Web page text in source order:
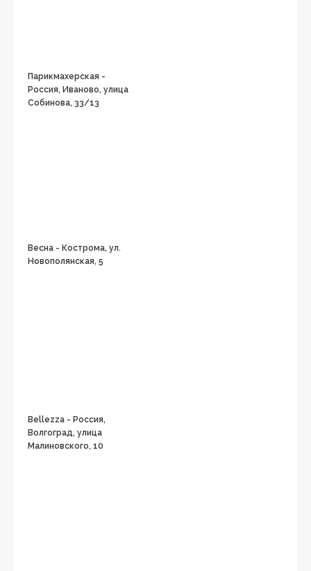
Парикмахерская -
Россия, Иваново, улица
Собинова, 33/13
Весна - Кострома, ул.
Новополянская, 5
Bellezza - Россия,
Волгоград, улица
Малиновского, 10